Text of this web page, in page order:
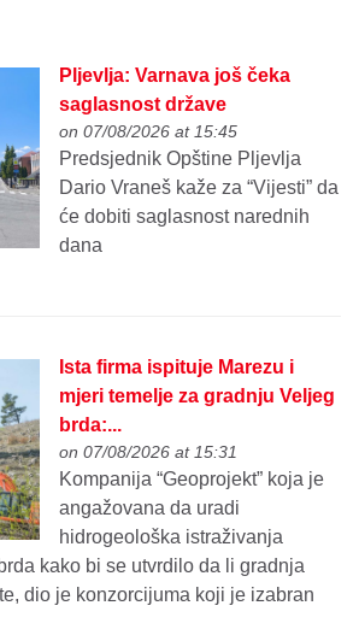
Pljevlja: Varnava još čeka
saglasnost države
on 07/08/2026 at 15:45
Predsjednik Opštine Pljevlja
Dario Vraneš kaže za “Vijesti” da
će dobiti saglasnost narednih
dana
Ista firma ispituje Marezu i
mjeri temelje za gradnju Veljeg
brda:...
on 07/08/2026 at 15:31
Kompanija “Geoprojekt” koja je
angažovana da uradi
hidrogeološka istraživanja
kako bi se utvrdilo da li gradnja
dio je konzorcijuma koji je izabran